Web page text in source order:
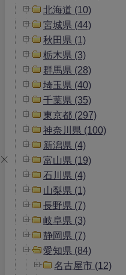
北海道 (10)
宮城県 (44)
秋田県 (1)
栃木県 (3)
群馬県 (28)
埼玉県 (40)
千葉県 (35)
東京都 (297)
神奈川県 (100)
新潟県 (4)
富山県 (19)
石川県 (4)
山梨県 (1)
長野県 (7)
岐阜県 (3)
静岡県 (7)
愛知県 (84)
名古屋市 (12)